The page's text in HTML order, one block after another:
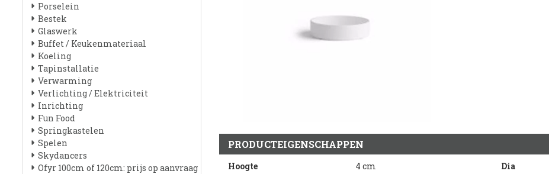
Porselein
Bestek
Glaswerk
Buffet / Keukenmateriaal
Koeling
Tapinstallatie
Verwarming
Verlichting / Elektriciteit
Inrichting
Fun Food
Springkastelen
Spelen
Skydancers
Ofyr 100cm of 120cm: prijs op aanvraag
PRODUCTEIGENSCHAPPEN
Hoogte 4 cm Dia